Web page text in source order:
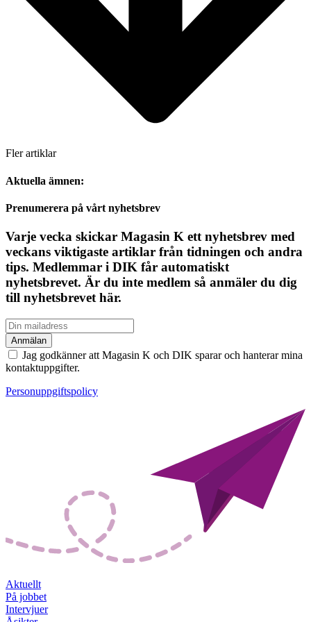
Fler artiklar
Aktuella ämnen:
Prenumerera på vårt nyhetsbrev
Varje vecka skickar Magasin K ett nyhetsbrev med
veckans viktigaste artiklar från tidningen och andra
tips. Medlemmar i DIK får automatiskt
nyhetsbrevet. Är du inte medlem så anmäler du dig
till nyhetsbrevet här.
Jag godkänner att Magasin K och DIK sparar och hanterar mina
kontaktuppgifter.
Personuppgiftspolicy
Aktuellt
På jobbet
Intervjuer